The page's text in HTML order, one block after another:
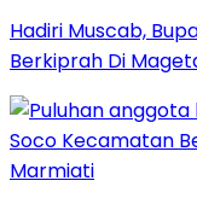
Hadiri Muscab,
Berkiprah Di